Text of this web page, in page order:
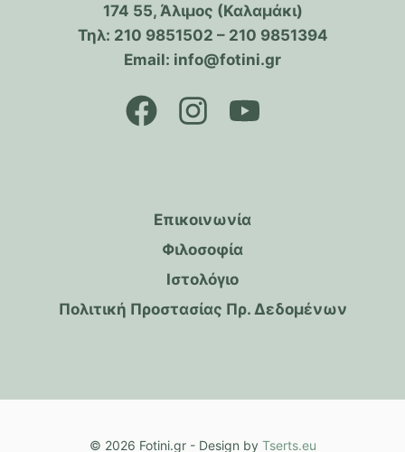
174 55, Άλιμος (Καλαμάκι)
Τηλ: 210 9851502 – 210 9851394
Email: info@fotini.gr
Επικοινωνία
Φιλοσοφία
Ιστολόγιο
Πολιτική Προστασίας Πρ. Δεδομένων
© 2026 Fotini.gr - Design by Tserts.eu